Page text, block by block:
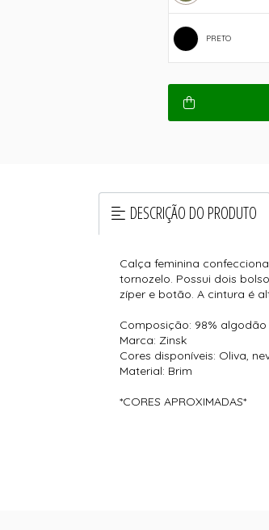
PRETO
DESCRIÇÃO DO PRODUTO
Calça feminina
tornozelo. Possui dois
zíper e botão. A cintura é
Composição: 98%
Marca: Zinsk
Cores disponíveis: Oliva,
Material: Brim
*CORES APROXIMADAS*